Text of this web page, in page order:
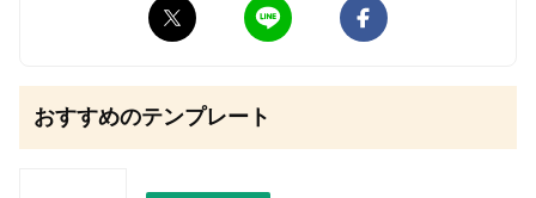
無料はがきダウンロード
おすすめのテンプレート